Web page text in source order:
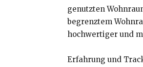
genutzten
begrenztem
hochwertiger und
Erfahrung und